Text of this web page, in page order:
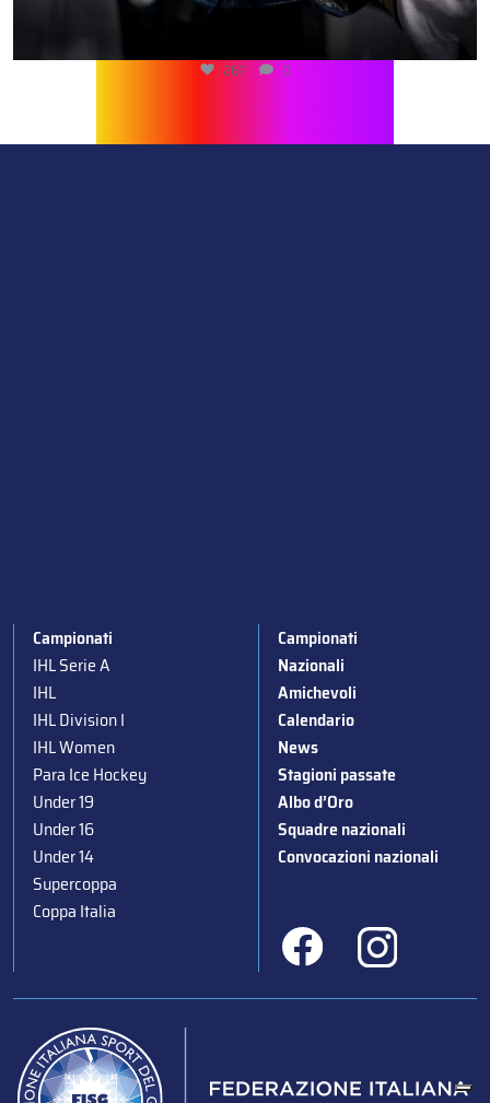
267 0
Campionati
IHL Serie A
IHL
IHL Division I
IHL Women
Para Ice Hockey
Under 19
Under 16
Under 14
Supercoppa
Coppa Italia
Campionati
Nazionali
Amichevoli
Calendario
News
Stagioni passate
Albo d’Oro
Squadre nazionali
Convocazioni nazionali